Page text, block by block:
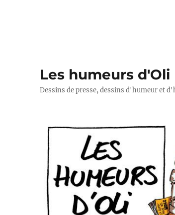
Les humeurs d'Oli
Dessins de presse, dessins d'humeur et